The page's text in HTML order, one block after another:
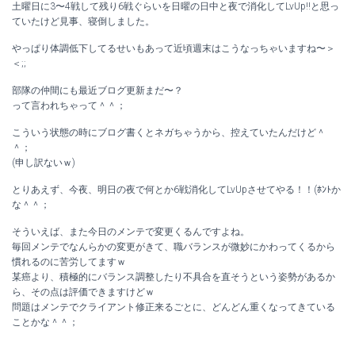
土曜日に3〜4戦して残り6戦ぐらいを日曜の日中と夜で消化してLvUp!!と思っ
ていたけど見事、寝倒しました。
やっぱり体調低下してるせいもあって近頃週末はこうなっちゃいますね〜＞
＜;;
部隊の仲間にも最近ブログ更新まだ〜？
って言われちゃって＾＾；
こういう状態の時にブログ書くとネガちゃうから、控えていたんだけど＾
＾；
(申し訳ないｗ)
とりあえず、今夜、明日の夜で何とか6戦消化してLvUpさせてやる！！(ﾎﾝﾄか
な＾＾；
そういえば、また今日のメンテで変更くるんですよね。
毎回メンテでなんらかの変更がきて、職バランスが微妙にかわってくるから
慣れるのに苦労してますｗ
某癌より、積極的にバランス調整したり不具合を直そうという姿勢があるか
ら、その点は評価できますけどｗ
問題はメンテでクライアント修正来るごとに、どんどん重くなってきている
ことかな＾＾；